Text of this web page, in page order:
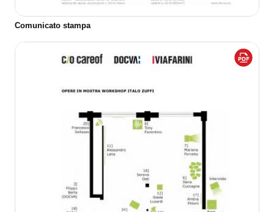
Comunicato stampa